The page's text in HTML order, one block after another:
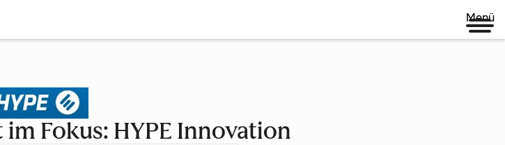
Menü
Fokus: HYPE Innovation